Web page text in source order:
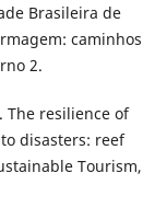
Brasileira de
caminhos
2.
The resilience of
disasters: reef
Tourism,